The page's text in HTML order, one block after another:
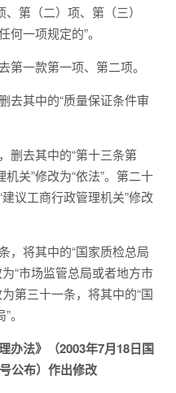
第（二）项、第（三）
一项规定的”。
第一款第一项、第二项。
去其中的“质量保证条件审
删去其中的“第十三条第
机关”修改为“依法”。第二十
议工商行政管理机关”修改
，将其中的“国家质检总局
“市场监管总局或者地方市
第三十一条，将其中的“国
。
办法》（2003年7月18日国
公布）作出修改